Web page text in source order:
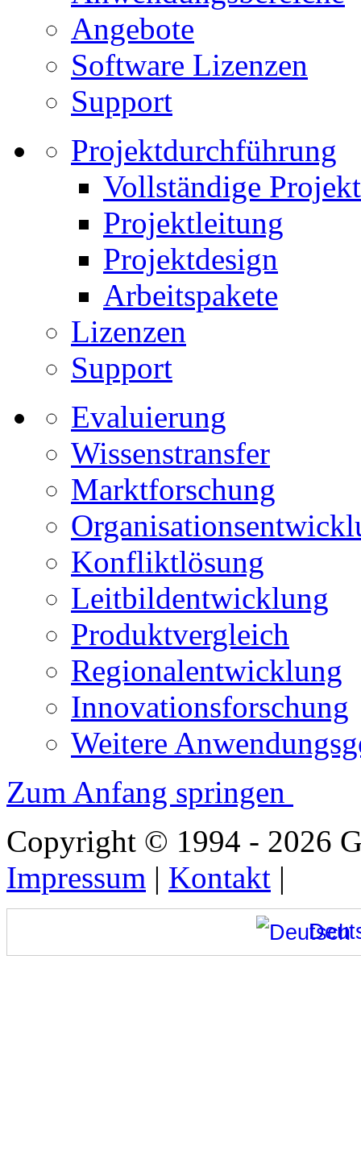
Angebote
Software Lizenzen
Support
Projektdurchführung
Vollständige
Projektleitung
Projektdesign
Arbeitspakete
Lizenzen
Support
Evaluierung
Wissenstransfer
Marktforschung
Konfliktlösung
Leitbildentwicklung
Produktvergleich
Regionalentwicklung
Innovationsforschung
Weitere
Zum Anfang springen
Copyright © 1994 - 2026
Impressum | Kontakt |